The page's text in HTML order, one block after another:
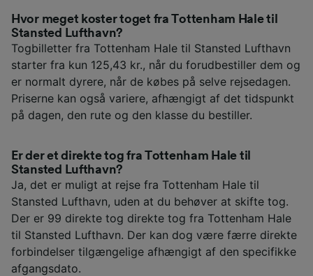
Hvor meget koster toget fra Tottenham Hale til
Stansted Lufthavn?
Togbilletter fra Tottenham Hale til Stansted Lufthavn
starter fra kun 125,43 kr., når du forudbestiller dem og
er normalt dyrere, når de købes på selve rejsedagen.
Priserne kan også variere, afhængigt af det tidspunkt
på dagen, den rute og den klasse du bestiller.
Er der et direkte tog fra Tottenham Hale til
Stansted Lufthavn?
Ja, det er muligt at rejse fra Tottenham Hale til
Stansted Lufthavn, uden at du behøver at skifte tog.
Der er 99 direkte tog direkte tog fra Tottenham Hale
til Stansted Lufthavn. Der kan dog være færre direkte
forbindelser tilgængelige afhængigt af den specifikke
afgangsdato.